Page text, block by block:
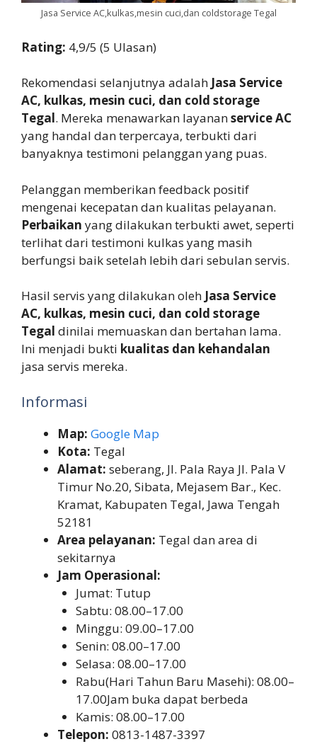
Jasa Service AC,kulkas,mesin cuci,dan coldstorage Tegal
Rating: 4,9/5 (5 Ulasan)
Rekomendasi selanjutnya adalah Jasa Service
AC, kulkas, mesin cuci, dan cold storage
Tegal. Mereka menawarkan layananservice AC
yang handal dan terpercaya, terbukti dari
banyaknya testimoni pelanggan yang puas.
Pelanggan memberikan feedback positif
mengenai kecepatan dan kualitas pelayanan.
Perbaikan yang dilakukan terbukti awet, seperti
terlihat dari testimoni kulkas yang masih
berfungsi baik setelah lebih dari sebulan servis.
Hasil servis yang dilakukan oleh Jasa Service
AC, kulkas, mesin cuci, dan cold storage
Tegal dinilai memuaskan dan bertahan lama.
Ini menjadi bukti kualitas dan kehandalan
jasa servis mereka.
Informasi
Map: Google Map
Kota: Tegal
Alamat: seberang, Jl. Pala Raya Jl. Pala V
Timur No.20, Sibata, Mejasem Bar., Kec.
Kramat, Kabupaten Tegal, Jawa Tengah
52181
Area pelayanan: Tegal dan area di
sekitarnya
Jam Operasional:
Jumat: Tutup
Sabtu: 08.00–17.00
Minggu: 09.00–17.00
Senin: 08.00–17.00
Selasa: 08.00–17.00
Rabu(Hari Tahun Baru Masehi): 08.00–
17.00Jam buka dapat berbeda
Kamis: 08.00–17.00
Telepon: 0813-1487-3397